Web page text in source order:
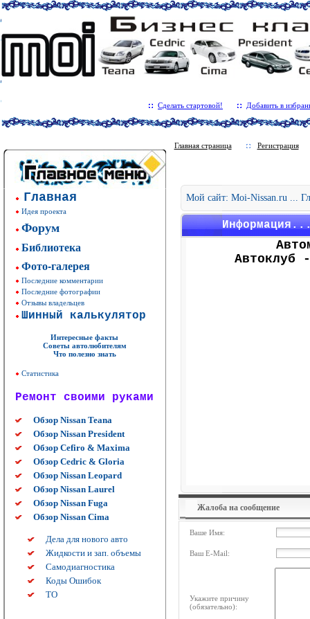
Сделать стартовой! Добавить в
Главная
Идея проекта
Форум
Библиотека
Фото-галерея
Последние комментарии
Последние фотографии
Отзывы владельцев
Шинный калькулятор
Интересные факты
Советы автолюбителям
Что полезно знать
Статистика
Ремонт своими руками
Обзор Nissan Teana
Обзор Nissan President
Обзор Cefiro & Maxima
Обзор Cedric & Gloria
Обзор Nissan Leopard
Обзор Nissan Laurel
Обзор Nissan Fuga
Обзор Nissan Cima
Дела для нового авто
Жидкости и зап. объемы
Самодиагностика
Коды Ошибок
ТО
Главная страница Регистрация
Мой сайт: Moi-Nissan.ru ...
Автоклуб
Жалоба на сообщение
Ваше Имя:
Ваш E-Mail:
Укажите причину
(обязательно):